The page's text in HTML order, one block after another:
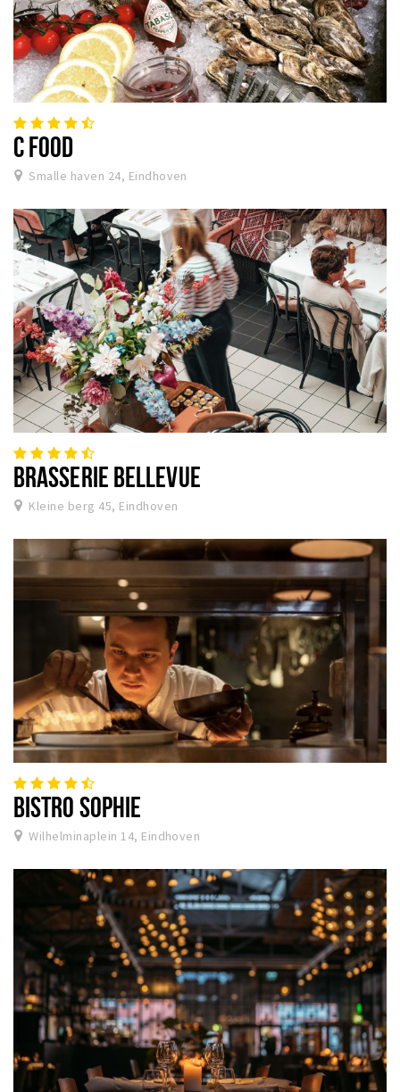
C FOOD
Smalle haven 24, Eindhoven
BRASSERIE BELLEVUE
Kleine berg 45, Eindhoven
BISTRO SOPHIE
Wilhelminaplein 14, Eindhoven